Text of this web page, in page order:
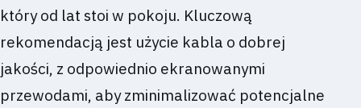
który od lat stoi w pokoju. Kluczową
rekomendacją jest użycie kabla o dobrej
jakości, z odpowiednio ekranowanymi
przewodami, aby zminimalizować potencjalne